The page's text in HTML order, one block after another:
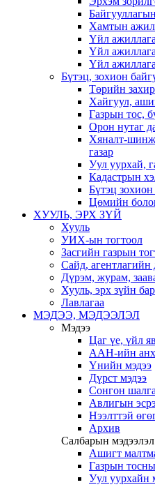
Хамтын
Үйл
Үйл
Үйл
Бүтэц, зохион
Төрийн
Хайгуул,
Газрын тос,
Орон нутаг
Хяналт-
газар
Уул уурхай,
Кадастрын
Бүтэц зохион
Цөмийн
ХУУЛЬ, ЭРХ ЗҮЙ
Хууль
УИХ-ын тогтоол
Засгийн газрын
Сайд,
Дүрэм, журам,
Хууль, эрх зүйн
Лавлагаа
МЭДЭЭ, МЭДЭЭЛЭЛ
Мэдээ
Цаг үе, үйл
ААН-ийн
Үнийн мэдээ
Дүрст мэдээ
Сонгон
Авлигын
Нээлттэй
Архив
Салбарын мэдээлэл
Ашигт
Газрын
Уул уурхайн